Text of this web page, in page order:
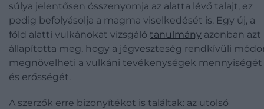
súlya jelentősen összenyomja az alatta lévő talajt, ez
pedig befolyásolja a magma viselkedését is. Egy új, a
föld alatti vulkánokat vizsgáló tanulmány azonban azt
állapította meg, hogy a jégveszteség rendkívüli
megnövelheti a vulkáni tevékenységek mennyiségét
és erősségét.
A szerzők erre bizonyítékot is találtak: az utolsó